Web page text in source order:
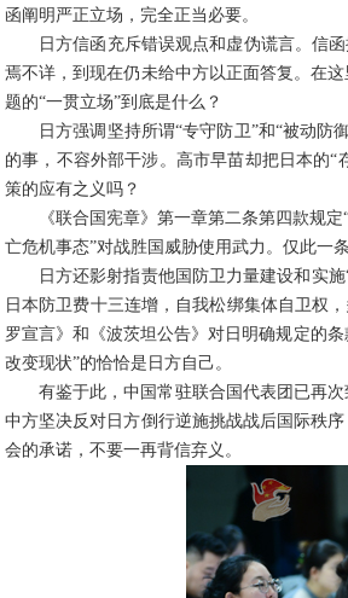
函阐明严正立场，完全正当必要。
日方信函充斥错误观点和虚伪谎言。信
焉不详，到现在仍未给中方以正面答复。在
题的“一贯立场”到底是什么？
日方强调坚持所谓“专守防卫”和“被动
的事，不容外部干涉。高市早苗却把日本的“
策的应有之义吗？
《联合国宪章》第一章第二条第四款规
亡危机事态”对战胜国威胁使用武力。仅此一
日方还影射指责他国防卫力量建设和实
日本防卫费十三连增，自我松绑集体自卫权
罗宣言》和《波茨坦公告》对日明确规定的
改变现状”的恰恰是日方自己。
有鉴于此，中国常驻联合国代表团已再
中方坚决反对日方倒行逆施挑战战后国际秩
会的承诺，不要一再背信弃义。